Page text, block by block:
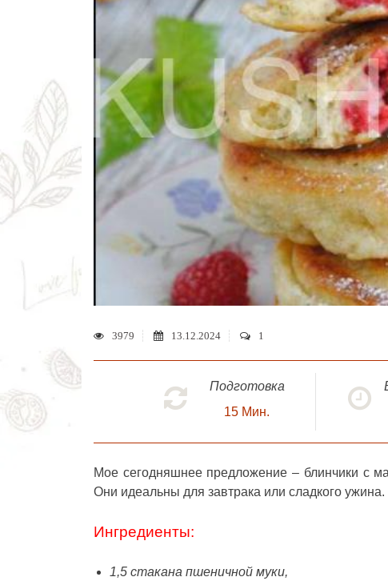
3979 13.12.2024 1
Подготовка
15 Мин.
Мое сегодняшнее предложение – блинчики с
Они идеальны для завтрака или сладкого ужина.
Ингредиенты:
1,5 стакана пшеничной муки,